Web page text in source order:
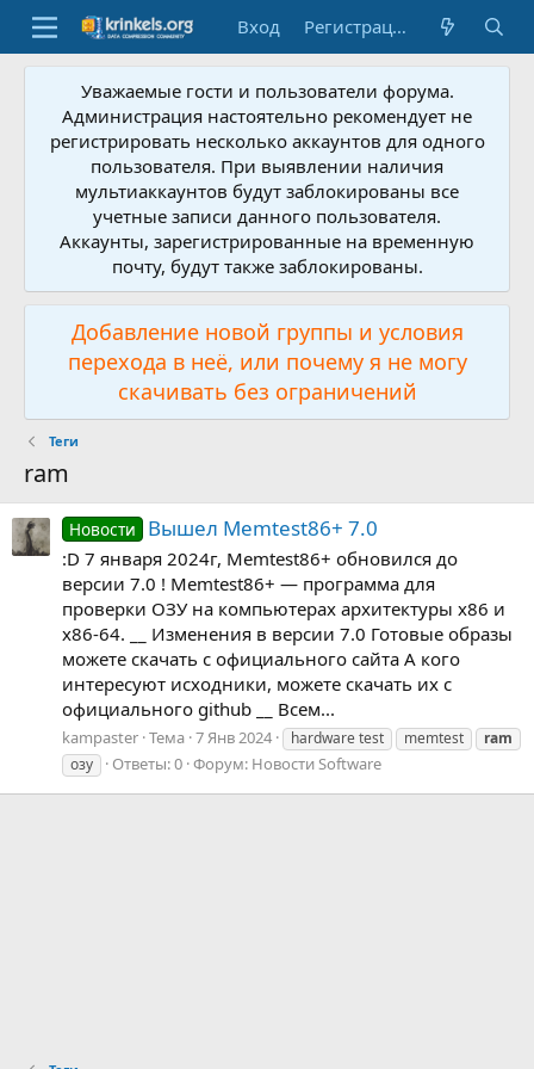
Вход Регистрация
Уважаемые гости и пользователи форума.
Администрация настоятельно рекомендует не
регистрировать несколько аккаунтов для одного
пользователя. При выявлении наличия
мультиаккаунтов будут заблокированы все
учетные записи данного пользователя.
Аккаунты, зарегистрированные на временную
почту, будут также заблокированы.
Добавление новой группы и условия
перехода в неё, или почему я не могу
скачивать без ограничений
Теги
ram
Новости Вышел Memtest86+ 7.0
:D 7 января 2024г, Memtest86+ обновился до
версии 7.0 ! Memtest86+ — программа для
проверки ОЗУ на компьютерах архитектуры x86 и
x86-64. __ Изменения в версии 7.0 Готовые образы
можете скачать с официального сайта А кого
интересуют исходники, можете скачать их с
официального github __ Всем...
kampaster Тема 7 Янв 2024 hardware test memtest
ram
озу
Ответы: 0 Форум: Новости Software